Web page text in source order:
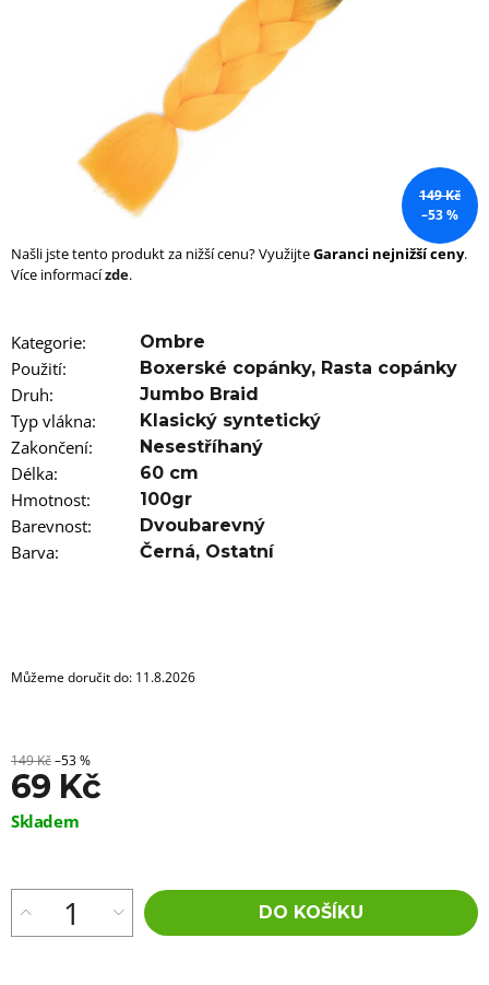
149 Kč
–53 %
Našli jste tento produkt za nižší cenu? VyužijteGaranci nejnižší ceny.
Více informacízde.
Kategorie: Ombre
Použití: Boxerské copánky, Rasta copánky
Druh: Jumbo Braid
Typ vlákna: Klasický syntetický
Zakončení: Nesestříhaný
Délka: 60 cm
Hmotnost: 100gr
Barevnost: Dvoubarevný
Barva: Černá, Ostatní
Můžeme doručit do: 11.8.2026
149 Kč–53 %
69 Kč
Měrná
Skladem
DO KOŠÍKU
HLEDAT
u
č
e
m
e
100%
EZ
KANEKALON
4
105
Kč
Původně: